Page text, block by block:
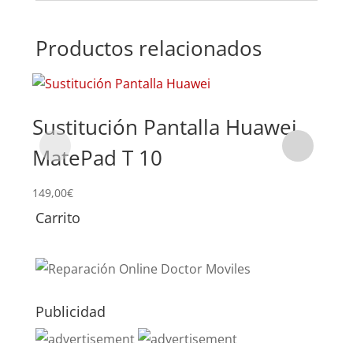
Productos relacionados
Sustitución Pantalla Huawei
MatePad T 10
149,00€
Carrito
Publicidad